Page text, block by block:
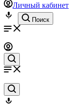
Личный кабинет
Поиск